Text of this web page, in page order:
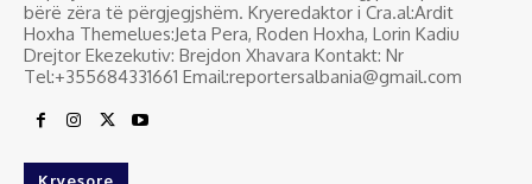
bërë zëra të përgjegjshëm. Kryeredaktor i Cra.al:Ardit
Hoxha Themelues:Jeta Pera, Roden Hoxha, Lorin Kadiu
Drejtor Ekezekutiv: Brejdon Xhavara Kontakt: Nr
Tel:+355684331661 Email:reportersalbania@gmail.com